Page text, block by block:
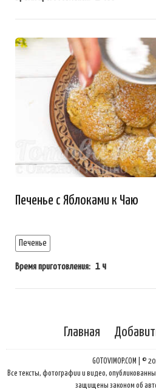
Печенье с Яблоками к Чаю
Печенье
Время приготовления: 1 ч
Главная
GOTOVIMOP.COM | ©
Все тексты, фотографии и видео,
защищены законом об